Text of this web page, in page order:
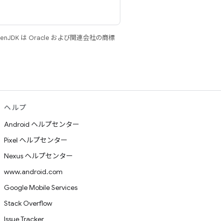
は Oracle および関連会社の商標
ヘルプ
Android ヘルプセンター
Pixel ヘルプセンター
Nexus ヘルプセンター
www.android.com
Google Mobile Services
Stack Overflow
Issue Tracker